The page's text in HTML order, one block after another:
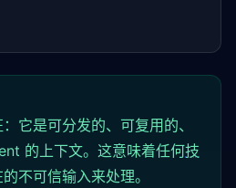
它是可分发的、可复用的、
的上下文。这意味着任何技
不可信输入来处理。